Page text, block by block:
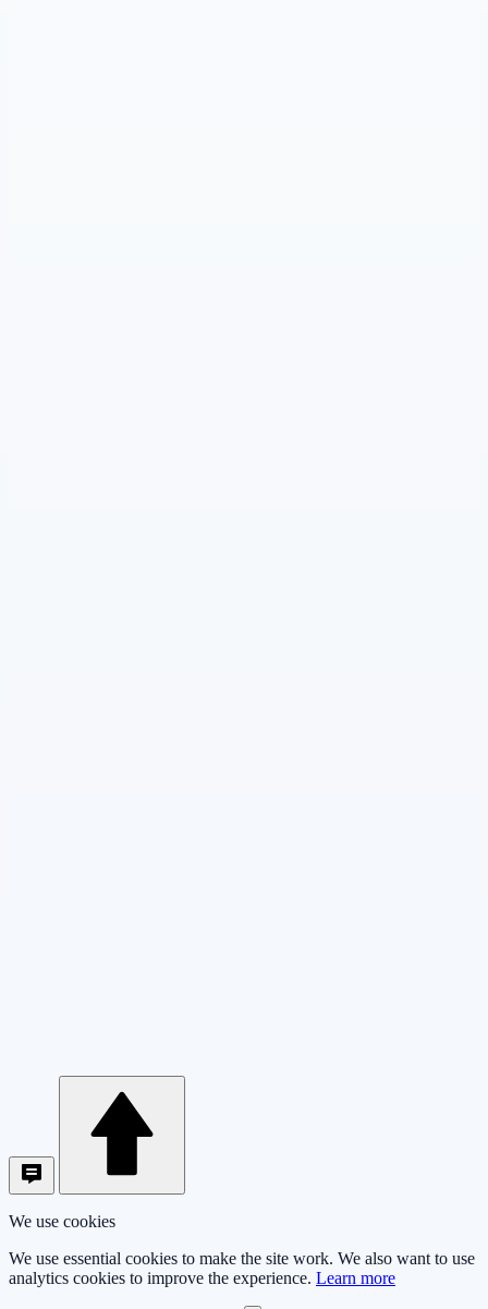
We use cookies
We use essential cookies to make the site work. We also want to use
analytics cookies to improve the experience. Learn more